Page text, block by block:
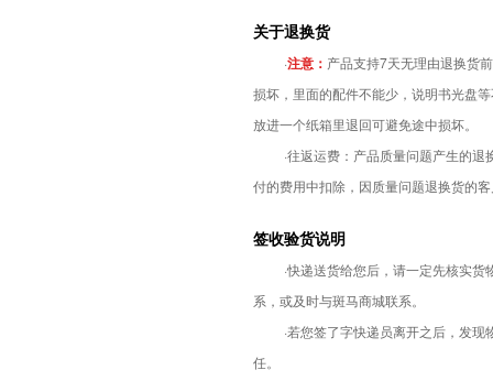
关于退换货
·注意： 产品支持7天无理由退换货
损坏，里面的配件不能少，说明书光盘
放进一个纸箱里退回可避免途中损坏。
·往返运费：产品质量问题产生的
付的费用中扣除，因质量问题退换货的
签收验货说明
·快递送货给您后，请一定先核实
系，或及时与斑马商城联系。
·若您签了字快递员离开之后，发
任。